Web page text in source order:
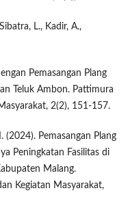
L., Kadir, A.,
Pemasangan Plang
Teluk Ambon. Pattimura
2(2), 151-157.
(2024). Pemasangan Plang
Peningkatan Fasilitas di
Malang.
Kegiatan Masyarakat,